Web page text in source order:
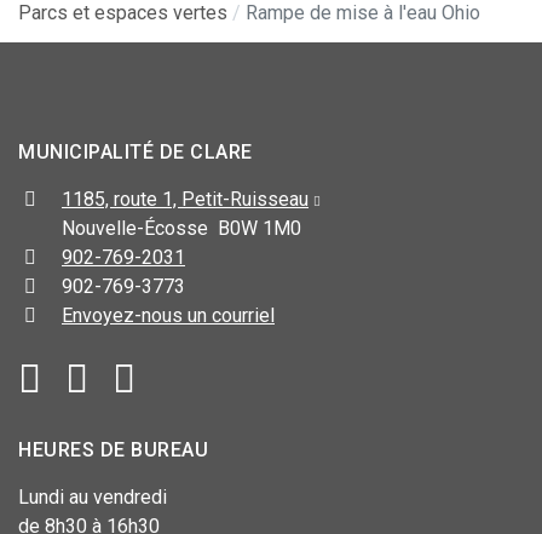
Parcs et espaces vertes
Rampe de mise à l'eau Ohio
MUNICIPALITÉ DE CLARE
1185, route 1, Petit-Ruisseau
Nouvelle-Écosse B0W 1M0
902-769-2031
902-769-3773
Envoyez-nous un courriel
HEURES DE BUREAU
Lundi au vendredi
de 8h30 à 16h30